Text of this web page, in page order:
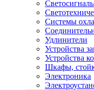
Системы
Удлинители
Устройства
Устройства
Шкафы,
Электроника